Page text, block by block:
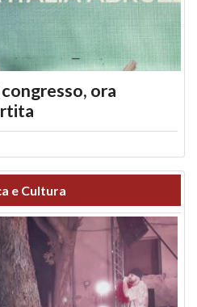
ora
e Cultura